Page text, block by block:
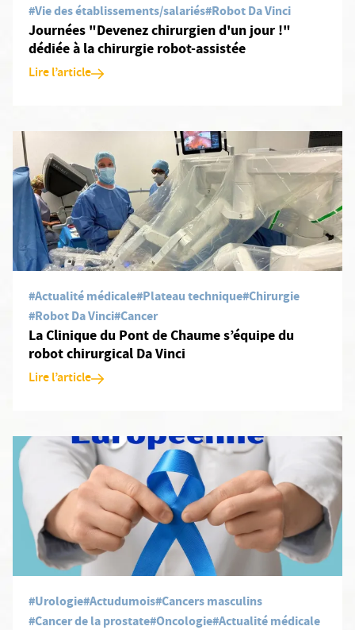
#Vie des établissements/salariés#Robot Da Vinci
Journées "Devenez chirurgien d'un jour !"
dédiée à la chirurgie robot-assistée
Lire l’article
En savoir plus: La Clinique du Pont de Chaume s’équipe du
#Actualité médicale#Plateau technique#Chirurgie
#Robot Da Vinci#Cancer
La Clinique du Pont de Chaume s’équipe du
robot chirurgical Da Vinci
Lire l’article
En savoir plus: 20 septembre, Journée européenne de la
#Urologie#Actudumois#Cancers masculins
#Cancer de la prostate#Oncologie#Actualité médicale